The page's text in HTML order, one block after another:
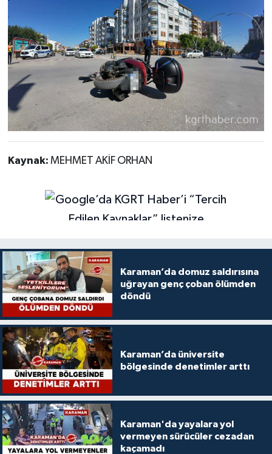
Kaynak: MEHMET AKİF ORHAN
Karaman’da domuz saldırısına
uğrayan genç çoban ölümden
döndü
Karaman’da üniversite
bölgesinde denetimler arttı
Karaman'da yayalara yol
vermeyen sürücüler cezadan
kaçamadı